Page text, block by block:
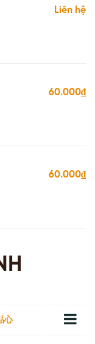
Liên hệ
60.000₫
60.000₫
心